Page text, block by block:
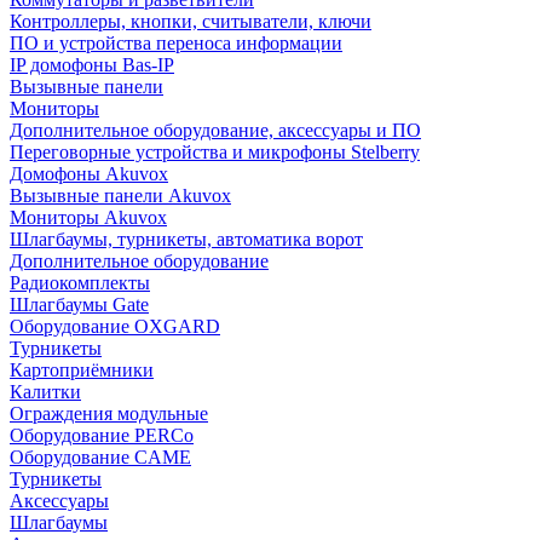
Контроллеры, кнопки, считыватели, ключи
ПО и устройства переноса информации
IP домофоны Bas-IP
Вызывные панели
Мониторы
Дополнительное оборудование, аксессуары и ПО
Переговорные устройства и микрофоны Stelberry
Домофоны Akuvox
Вызывные панели Akuvox
Мониторы Akuvox
Шлагбаумы, турникеты, автоматика ворот
Дополнительное оборудование
Радиокомплекты
Шлагбаумы Gate
Оборудование OXGARD
Турникеты
Картоприёмники
Калитки
Ограждения модульные
Оборудование PERCo
Оборудование CAME
Турникеты
Аксессуары
Шлагбаумы